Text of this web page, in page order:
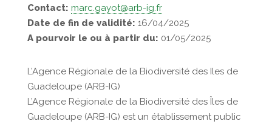
Contact: marc.gayot@arb-ig.fr
Date de fin de validité: 16/04/2025
A pourvoir le ou à partir du: 01/05/2025
L’Agence Régionale de la Biodiversité des Iles de
Guadeloupe (ARB-IG)
L’Agence Régionale de la Biodiversité des Îles de
Guadeloupe (ARB-IG) est un établissement public